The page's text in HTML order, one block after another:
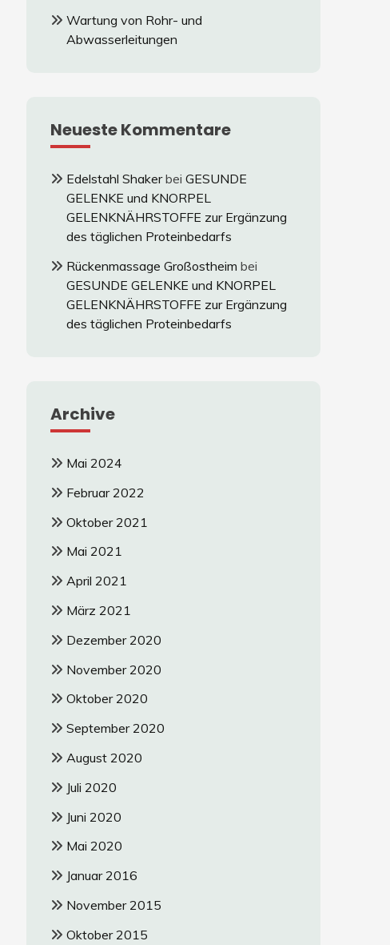
Wartung von Rohr- und
Abwasserleitungen
Neueste Kommentare
Edelstahl Shakerbei GESUNDE
GELENKE und KNORPEL
GELENKNÄHRSTOFFE zur Ergänzung
des täglichen Proteinbedarfs
Rückenmassage Großostheim bei
GESUNDE GELENKE und KNORPEL
GELENKNÄHRSTOFFE zur Ergänzung
des täglichen Proteinbedarfs
Archive
Mai 2024
Februar 2022
Oktober 2021
Mai 2021
April 2021
März 2021
Dezember 2020
November 2020
Oktober 2020
September 2020
August 2020
Juli 2020
Juni 2020
Mai 2020
Januar 2016
November 2015
Oktober 2015